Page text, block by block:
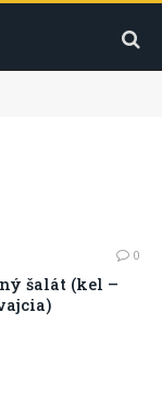
0
šalát (kel –